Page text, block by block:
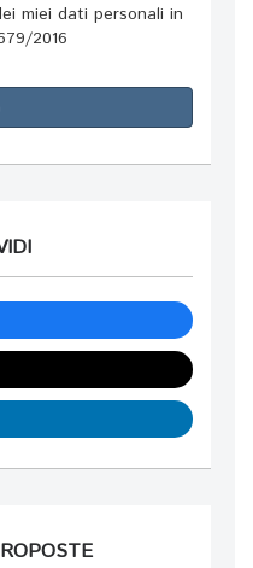
miei dati personali in
2016